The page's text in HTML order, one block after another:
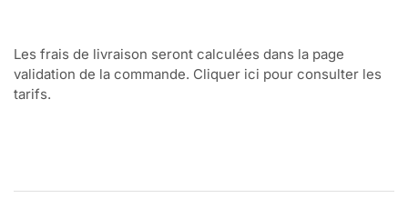
Les frais de livraison seront calculées dans la page
validation de la commande. Cliquer ici pour consulter les
tarifs.